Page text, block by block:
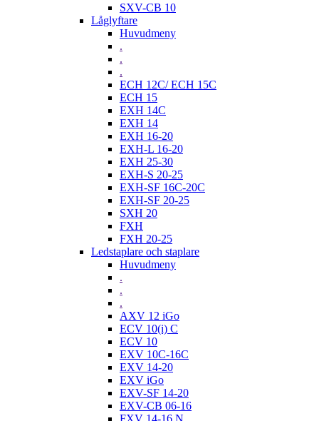
SXV-CB 10
Låglyftare
Huvudmeny
.
.
.
ECH 12C/ ECH 15C
ECH 15
EXH 14C
EXH 14
EXH 16-20
EXH-L 16-20
EXH 25-30
EXH-S 20-25
EXH-SF 16C-20C
EXH-SF 20-25
SXH 20
FXH
FXH 20-25
Ledstaplare och staplare
Huvudmeny
.
.
.
AXV 12 iGo
ECV 10(i) C
ECV 10
EXV 10C-16C
EXV 14-20
EXV iGo
EXV-SF 14-20
EXV-CB 06-16
FXV 14-16 N